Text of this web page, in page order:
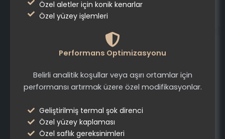
Özel aletler için konik kenarlar
Özel yüzey işlemleri
Performans Optimizasyonu
Belirli analitik koşullar veya aşırı ortamlar için
performansı artırmak üzere özel modifikasyonlar.
Geliştirilmiş termal şok direnci
Özel yüzey kaplaması
Özel saflık gereksinimleri